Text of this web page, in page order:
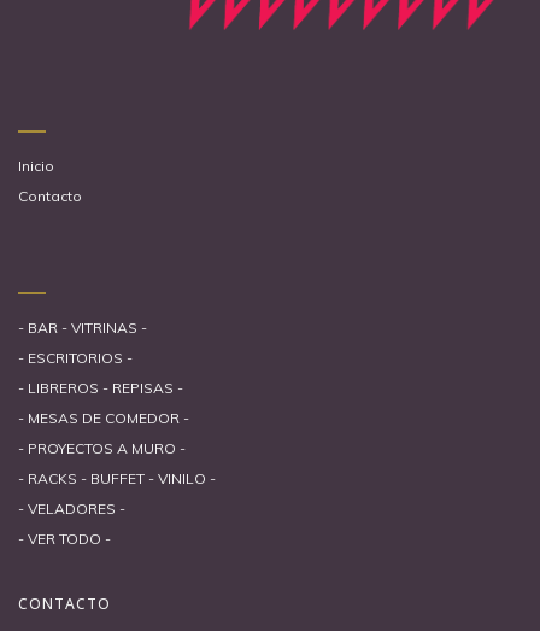
Inicio
Contacto
- BAR - VITRINAS -
- ESCRITORIOS -
- LIBREROS - REPISAS -
- MESAS DE COMEDOR -
- PROYECTOS A MURO -
- RACKS - BUFFET - VINILO -
- VELADORES -
- VER TODO -
CONTACTO